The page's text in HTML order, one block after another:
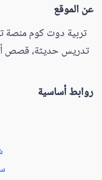
عن الموقع
تربية دوت كوم منصة
تدريس حديثة، قصص
روابط أساسية